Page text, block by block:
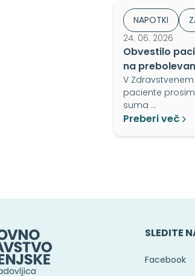
NAPOTKI
24. 06. 2026
Obvestilo
na
V
paciente
suma …
Preberi več
SLEDITE
Facebook